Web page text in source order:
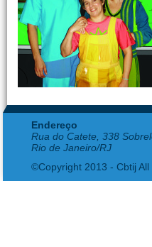
Endereço
Rua do Catete, 338
Rio de Janeiro/RJ
©Copyright 2013 - Cbtij